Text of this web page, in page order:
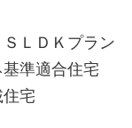
ＬＤＫプラン
準適合住宅
宅